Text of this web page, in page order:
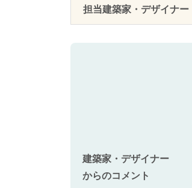
担当建築家・デザイナー
建築家・デザイナー
からのコメント